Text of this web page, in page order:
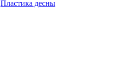
Пластика десны